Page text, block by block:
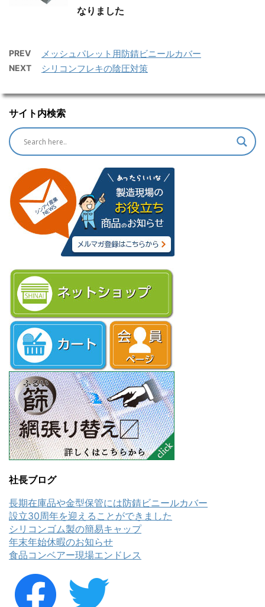
なりました
PREV メッシュパレット用防錆ビニールカバー
NEXT シリコンフレキの陰圧対策
サイト内検索
社長ブログ
長期在庫品や金型保管には防錆ビニールカバー
設立30周年を迎えることができました
シリコンゴム製の簡易キャップ
年末年始休暇のお知らせ
食品コンベアー現場エンドレス